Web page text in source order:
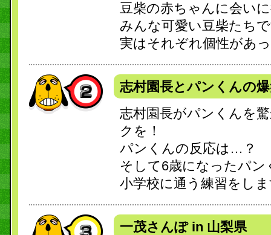
豆柴の赤ちゃんに会い
みんな可愛い豆柴たち
実はそれぞれ個性があ
志村園長とパンくんの
志村園長がパンくんを
クを！
パンくんの反応は…？
そして6歳になったパン
小学校に通う練習をし
一茂さんぽ in 山梨県